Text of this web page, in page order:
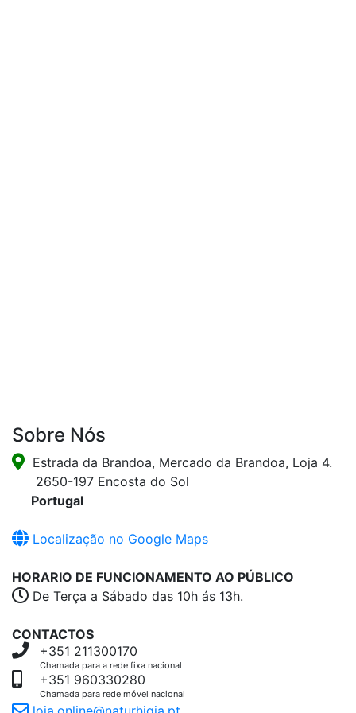
Sobre Nós
Estrada da Brandoa, Mercado da Brandoa, Loja 4.
2650-197 Encosta do Sol
Portugal
Localização no Google Maps
HORARIO DE FUNCIONAMENTO AO PÚBLICO
De Terça a Sábado das 10h ás 13h.
CONTACTOS
+351 211300170
Chamada para a rede fixa nacional
+351 960330280
Chamada para rede móvel nacional